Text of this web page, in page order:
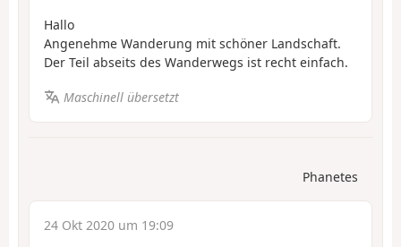
Hallo
Angenehme Wanderung mit schöner Landschaft.
Der Teil abseits des Wanderwegs ist recht einfach.
Maschinell übersetzt
Phanetes
24 Okt 2020 um 19:09